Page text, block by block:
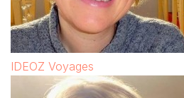
IDEOZ Voyages